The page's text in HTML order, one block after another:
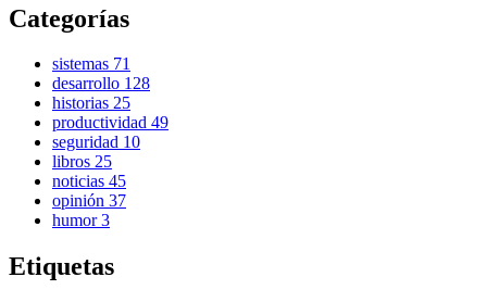
Categorías
sistemas 71
desarrollo 128
historias 25
productividad 49
seguridad 10
libros 25
noticias 45
opinión 37
humor3
Etiquetas